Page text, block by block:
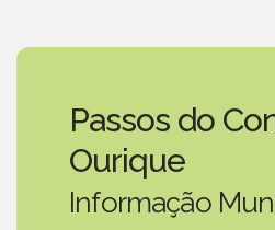
Passos do
Ourique
Informação